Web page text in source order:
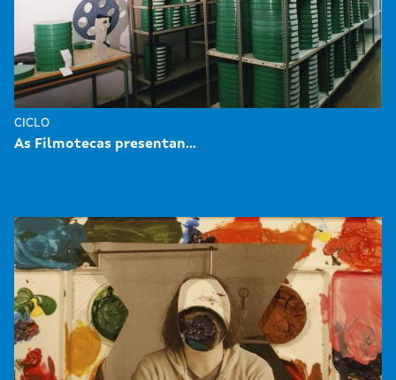
CICLO
As Filmotecas presentan...